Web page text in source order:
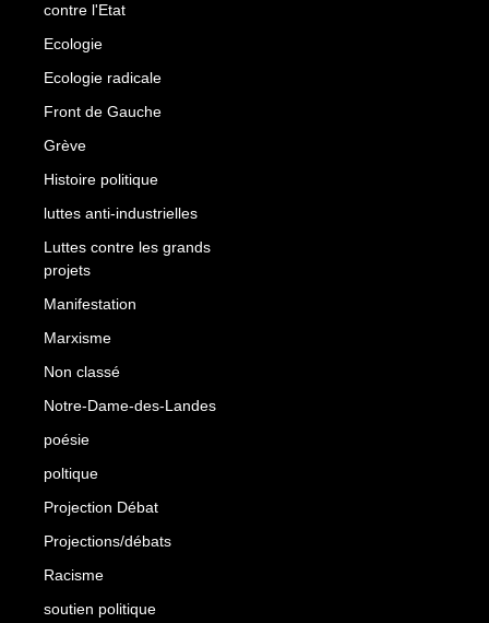
contre l'Etat
Ecologie
Ecologie radicale
Front de Gauche
Grève
Histoire politique
luttes anti-industrielles
Luttes contre les grands
projets
Manifestation
Marxisme
Non classé
Notre-Dame-des-Landes
poésie
poltique
Projection Débat
Projections/débats
Racisme
soutien politique